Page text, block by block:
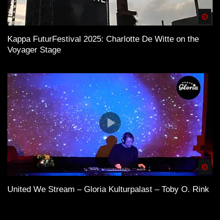
Kappa FuturFestival 2025: Charlotte De Witte on the
Voyager Stage
United We Stream – Gloria Kulturpalast – Toby O. Rink